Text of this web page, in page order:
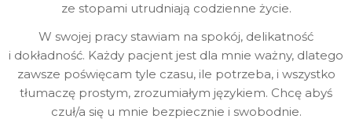
ze stopami utrudniają codzienne życie.
W swojej pracy stawiam na spokój, delikatność
i dokładność. Każdy pacjent jest dla mnie ważny, dlatego
zawsze poświęcam tyle czasu, ile potrzeba, i wszystko
tłumaczę prostym, zrozumiałym językiem. Chcę abyś
czuł/a się u mnie bezpiecznie i swobodnie.